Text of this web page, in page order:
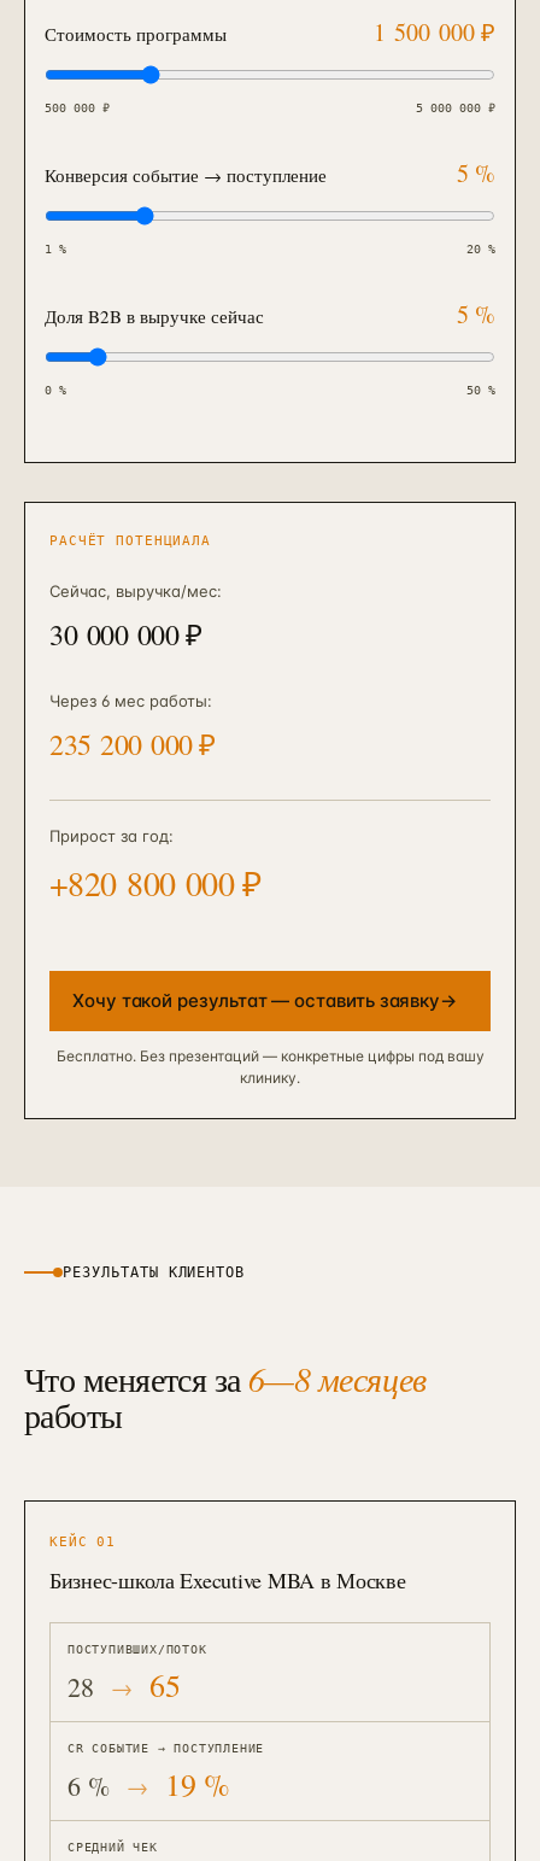
Стоимость программы 1 500 000₽
500 000 ₽ 5 000 000 ₽
Конверсия событие → поступление 5 %
1 % 20 %
Доля B2B в выручке сейчас 5 %
0 % 50 %
РАСЧЁТ ПОТЕНЦИАЛА
Сейчас, выручка/мес:
30 000 000₽
Через 6 мес работы:
235 200 000₽
Прирост за год:
+820 800 000₽
Хочу такой результат — оставить заявку→
Бесплатно. Без презентаций — конкретные цифры под вашу
клинику.
РЕЗУЛЬТАТЫ КЛИЕНТОВ
Что меняется за6—8 месяцев
работы
КЕЙС01
Бизнес-школа Executive MBA в Москве
ПОСТУПИВШИХ/ПОТОК
28 65
CR СОБЫТИЕ → ПОСТУПЛЕНИЕ
6 % 19 %
СРЕДНИЙ ЧЕК